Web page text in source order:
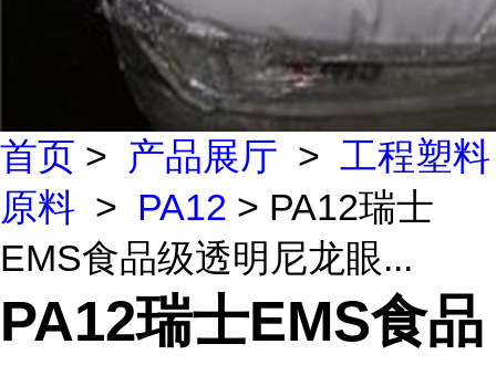
首页 > 产品展厅 > 工程塑料
原料 > PA12 > PA12瑞士
EMS食品级透明尼龙眼...
PA12瑞士EMS食品